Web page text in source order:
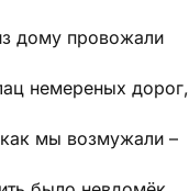
дому провожали
немереных дорог,
мы возмужали –